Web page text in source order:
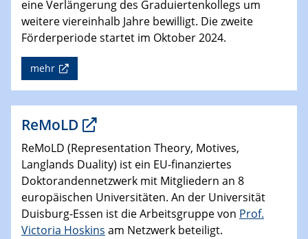
eine Verlängerung des Graduiertenkollegs um
weitere viereinhalb Jahre bewilligt. Die zweite
Förderperiode startet im Oktober 2024.
mehr
ReMoLD
ReMoLD (Representation Theory, Motives,
Langlands Duality) ist ein EU-finanziertes
Doktorandennetzwerk mit Mitgliedern an 8
europäischen Universitäten. An der Universität
Duisburg-Essen ist die Arbeitsgruppe von Prof.
Victoria Hoskins am Netzwerk beteiligt.